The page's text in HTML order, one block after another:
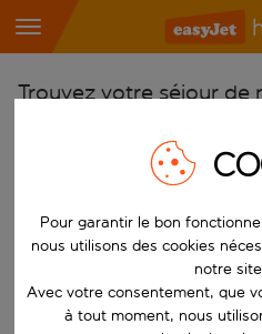
Trouvez votre séjour de
Choisissez votre aéroport
Commencez à taper pour la
Choisissez votre destination
Vers
Choisissez vos dates
Quand
Pour garantir le bon
nous utilisons des cookies
notre
Avec votre consentement, que
à tout moment, nous